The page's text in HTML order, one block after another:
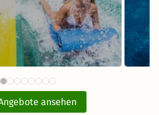
ab87 €
Erding mit
ansehen